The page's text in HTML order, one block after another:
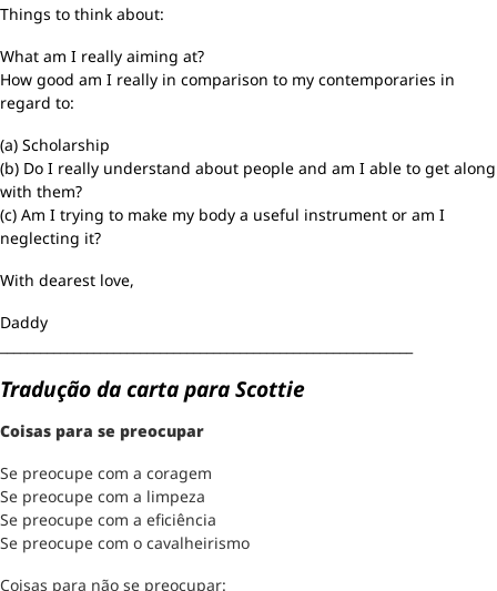
Things to think about:
What am I really aiming at?
How good am I really in comparison to my contemporaries in
regard to:
(a) Scholarship
(b) Do I really understand about people and am I able to get along
with them?
(c) Am I trying to make my body a useful instrument or am I
neglecting it?
With dearest love,
Daddy
Tradução da carta para Scottie
Coisas para se preocupar
Se preocupe com a coragem
Se preocupe com a limpeza
Se preocupe com a eficiência
Se preocupe com o cavalheirismo
Coisas para não se preocupar: